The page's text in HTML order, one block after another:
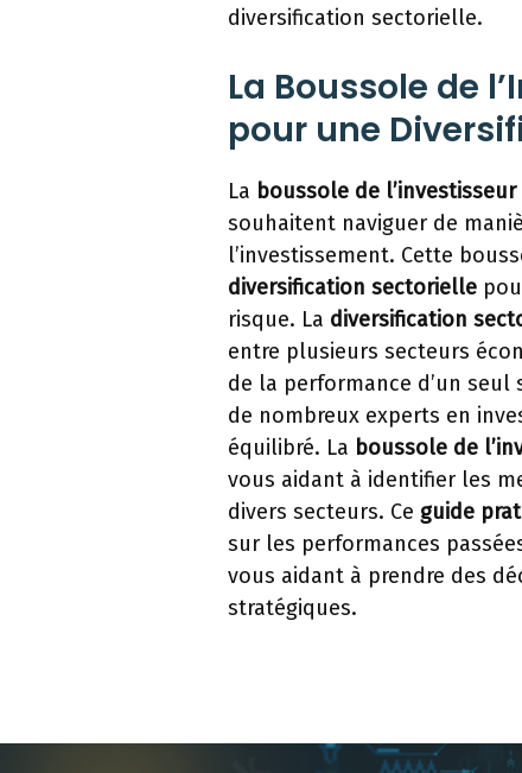
diversification sectorielle.
La Boussole de
pour une
La boussole de l’investisseur
souhaitent naviguer de
l’investissement. Cette
diversification sectorielle
risque. La diversification
entre plusieurs secteurs
de la performance d’un seul
de nombreux experts en
équilibré. La boussole de
vous aidant à identifier les
divers secteurs. Ce guide
sur les performances
vous aidant à prendre des
stratégiques.